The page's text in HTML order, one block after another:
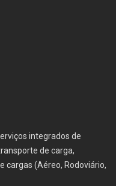
integrados de
de carga,
cargas (Aéreo, Rodoviário,